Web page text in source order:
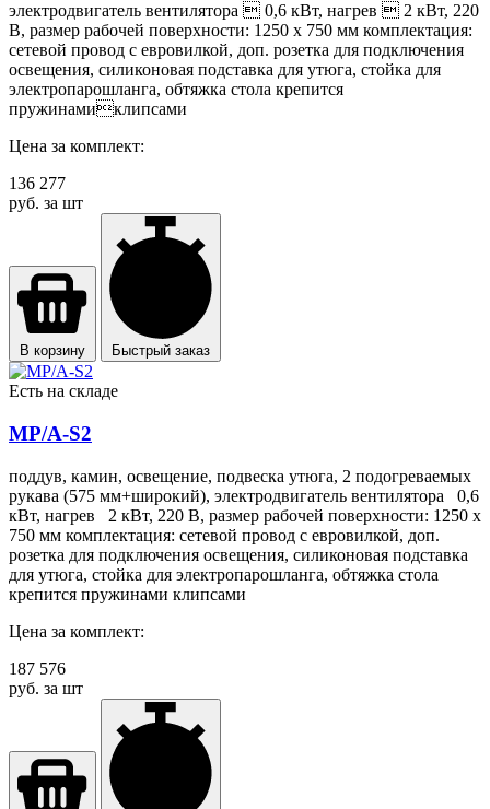
электродвигатель вентилятора  0,6 кВт, нагрев  2 кВт, 220
В, размер рабочей поверхности: 1250 х 750 мм комплектация:
сетевой провод с евровилкой, доп. розетка для подключения
освещения, силиконовая подставка для утюга, стойка для
электропарошланга, обтяжка стола крепится
пружинамиклипсами
Цена за комплект:
136 277
руб. за шт
В корзину Быстрый заказ
Есть на складе
MP/A-S2
поддув, камин, освещение, подвеска утюга, 2 подогреваемых
рукава (575 мм+широкий), электродвигатель вентилятора 0,6
кВт, нагрев 2 кВт, 220 В, размер рабочей поверхности: 1250 х
750 мм комплектация: сетевой провод с евровилкой, доп.
розетка для подключения освещения, силиконовая подставка
для утюга, стойка для электропарошланга, обтяжка стола
крепится пружинами клипсами
Цена за комплект:
187 576
руб. за шт